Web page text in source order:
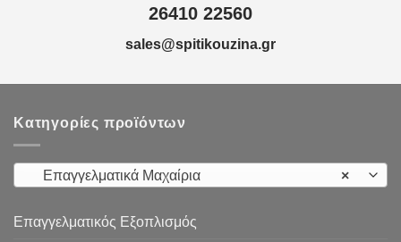
26410 22560
sales@spitikouzina.gr
Κατηγορίες προϊόντων
×
Επαγγελματικά Μαχαίρια
Επαγγελματικός Εξοπλισμός